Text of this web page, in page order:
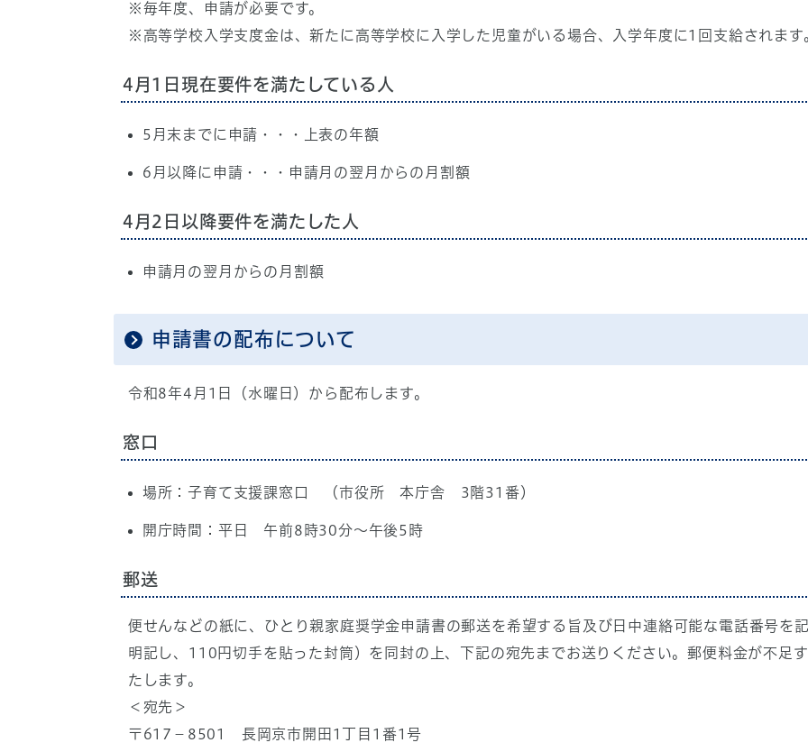
※毎年度、申請が必要です。
※高等学校入学支度金は、新たに高等学校に入学した児童がいる場合、入学年度に1回支給されます
4月1日現在要件を満たしている人
5月末までに申請・・・上表の年額
6月以降に申請・・・申請月の翌月からの月割額
4月2日以降要件を満たした人
申請月の翌月からの月割額
申請書の配布について
令和8年4月1日（水曜日）から配布します。
窓口
場所：子育て支援課窓口 （市役所 本庁舎 3階31番）
開庁時間：平日 午前8時30分～午後5時
郵送
便せんなどの紙に、ひとり親家庭奨学金申請書の郵送を希望する旨及び日中連絡可能な電話番号を
明記し、110円切手を貼った封筒）を同封の上、下記の宛先までお送りください。郵便料金が不足
たします。
＜宛先＞
〒617−8501 長岡京市開田1丁目1番1号